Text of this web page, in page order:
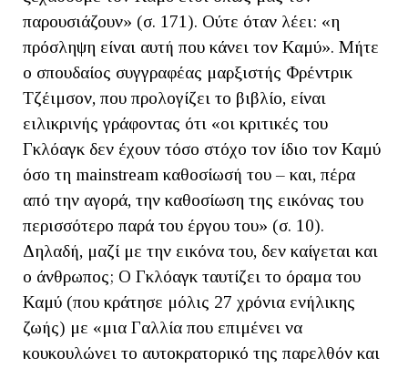
παρουσιάζουν» (σ. 171). Ούτε όταν λέει: «η
πρόσληψη είναι αυτή που κάνει τον Καμύ». Μήτε
ο σπουδαίος συγγραφέας μαρξιστής Φρέντρικ
Τζέιμσον, που προλογίζει το βιβλίο, είναι
ειλικρινής γράφοντας ότι «οι κριτικές του
Γκλόαγκ δεν έχουν τόσο στόχο τον ίδιο τον Καμύ
όσο τη mainstream καθοσίωσή του – και, πέρα
από την αγορά, την καθοσίωση της εικόνας του
περισσότερο παρά του έργου του» (σ. 10).
Δηλαδή, μαζί με την εικόνα του, δεν καίγεται και
ο άνθρωπος; Ο Γκλόαγκ ταυτίζει το όραμα του
Καμύ (που κράτησε μόλις 27 χρόνια ενήλικης
ζωής) με «μια Γαλλία που επιμένει να
κουκουλώνει το αυτοκρατορικό της παρελθόν και